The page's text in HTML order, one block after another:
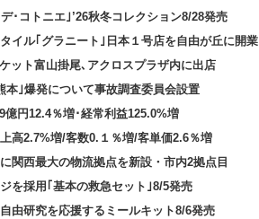
･コトニエ｣’26秋冬コレクション8/28発売
イル｢グラニート｣日本１号店を自由が丘に開業
ット富山掛尾､アクロスプラザ内に出店
本｣爆発について事故調査委員会設置
円12.4％増･経常利益125.0%増
高2.7%増/客数0.１％増/客単価2.6％増
関西最大の物流拠点を新設・市内2拠点目
を採用｢基本の救急セット｣8/5発売
由研究を応援するミールキット8/6発売